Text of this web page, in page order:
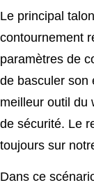
Le principal
contournement
paramètres de
de basculer son
meilleur outil du
de sécurité. Le
toujours sur
Dans ce